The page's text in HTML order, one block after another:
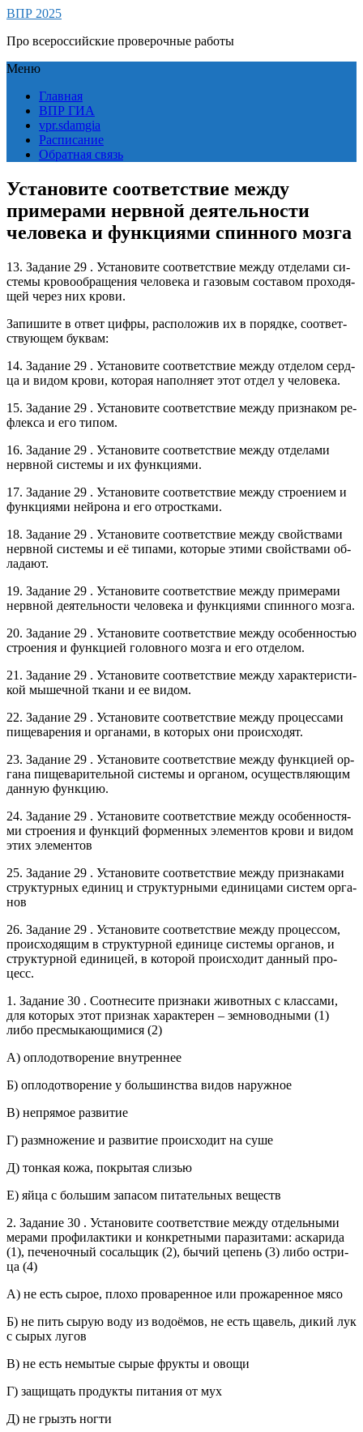
ВПР 2025
Про всероссийские проверочные работы
Меню
Главная
ВПР ГИА
vpr.sdamgia
Расписание
Обратная связь
Установите соответствие между
примерами нервной деятельности
человека и функциями спинного мозга
13. За­да­ние 29 . Уста­но­ви­те со­от­вет­ствие между от­де­ла­ми си­
сте­мы кро­во­об­ра­ще­ния че­ло­ве­ка и га­зо­вым со­ста­вом про­хо­дя­
щей через них крови.
За­пи­ши­те в ответ цифры, рас­по­ло­жив их в по­ряд­ке, со­от­вет­
ству­ю­щем бук­вам:
14. За­да­ние 29 . Уста­но­ви­те со­от­вет­ствие между от­де­лом серд­
ца и видом крови, ко­то­рая на­пол­ня­ет этот отдел у че­ло­ве­ка.
15. За­да­ние 29 . Уста­но­ви­те со­от­вет­ствие между при­зна­ком ре­
флек­са и его типом.
16. За­да­ние 29 . Уста­но­ви­те со­от­вет­ствие между от­де­ла­ми
нерв­ной си­сте­мы и их функ­ци­я­ми.
17. За­да­ние 29 . Уста­но­ви­те со­от­вет­ствие между стро­е­ни­ем и
функ­ци­я­ми ней­ро­на и его от­рост­ка­ми.
18. За­да­ние 29 . Уста­но­ви­те со­от­вет­ствие между свой­ства­ми
нерв­ной си­сте­мы и её ти­па­ми, ко­то­рые этими свой­ства­ми об­
ла­да­ют.
19. За­да­ние 29 . Уста­но­ви­те со­от­вет­ствие между при­ме­ра­ми
нерв­ной де­я­тель­но­сти че­ло­ве­ка и функ­ци­я­ми спин­но­го мозга.
20. За­да­ние 29 . Уста­но­ви­те со­от­вет­ствие между осо­бен­но­стью
стро­е­ния и функ­ци­ей го­лов­но­го мозга и его от­де­лом.
21. За­да­ние 29 . Уста­но­ви­те со­от­вет­ствие между ха­рак­те­ри­сти­
кой мы­шеч­ной ткани и ее видом.
22. За­да­ние 29 . Уста­но­ви­те со­от­вет­ствие между про­цес­са­ми
пи­ще­ва­ре­ния и ор­га­на­ми, в ко­то­рых они про­ис­хо­дят.
23. За­да­ние 29 . Уста­но­ви­те со­от­вет­ствие между функ­ци­ей ор­
га­на пи­ще­ва­ри­тель­ной си­сте­мы и ор­га­ном, осу­ществ­ля­ю­щим
дан­ную функ­цию.
24. За­да­ние 29 . Уста­но­ви­те со­от­вет­ствие между осо­бен­но­стя­
ми стро­е­ния и функ­ций фор­мен­ных эле­мен­тов крови и видом
этих эле­мен­тов
25. За­да­ние 29 . Уста­но­ви­те со­от­вет­ствие между при­зна­ка­ми
струк­тур­ных еди­ниц и струк­тур­ны­ми еди­ни­ца­ми си­стем ор­га­
нов
26. За­да­ние 29 . Уста­но­ви­те со­от­вет­ствие между про­цес­сом,
про­ис­хо­дя­щим в струк­тур­ной еди­ни­це си­сте­мы ор­га­нов, и
струк­тур­ной еди­ни­цей, в ко­то­рой про­ис­хо­дит дан­ный про­
цесс.
1. За­да­ние 30 . Со­от­не­си­те при­зна­ки жи­вот­ных с клас­са­ми,
для ко­то­рых этот при­знак ха­рак­те­рен – зем­но­вод­ны­ми (1)
либо пре­смы­ка­ю­щи­ми­ся (2)
А) опло­до­тво­ре­ние внут­рен­нее
Б) опло­до­тво­ре­ние у боль­шин­ства видов на­руж­ное
В) не­пря­мое раз­ви­тие
Г) раз­мно­же­ние и раз­ви­тие про­ис­хо­дит на суше
Д) тон­кая кожа, по­кры­тая сли­зью
Е) яйца с боль­шим за­па­сом пи­та­тель­ных ве­ществ
2. За­да­ние 30 . Уста­но­ви­те со­от­вет­ствие между от­дель­ны­ми
ме­ра­ми про­фи­лак­ти­ки и кон­крет­ны­ми па­ра­зи­та­ми: ас­ка­ри­да
(1), пе­че­ноч­ный со­саль­щик (2), бычий це­пень (3) либо ост­ри­
ца (4)
А) не есть сырое, плохо про­ва­рен­ное или про­жа­рен­ное мясо
Б) не пить сырую воду из водоёмов, не есть ща­вель, дикий лук
с сырых лугов
В) не есть не­мы­тые сырые фрук­ты и овощи
Г) за­щи­щать про­дук­ты пи­та­ния от мух
Д) не грызть ногти